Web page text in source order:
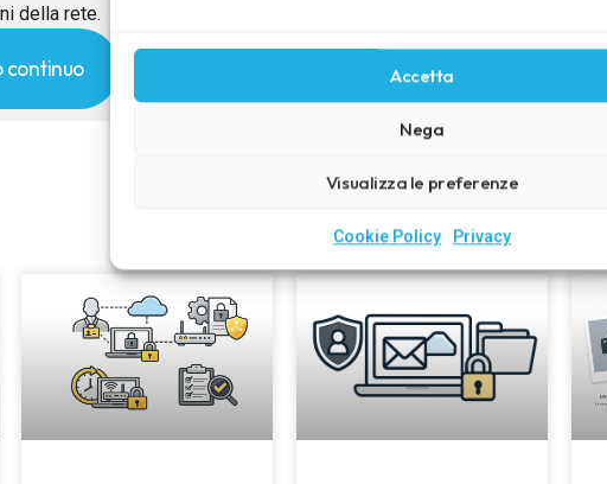
Accetta
Nega
Visualizza le preferenze
Cookie Policy Privacy
della rete.
continuo Scopri la cultura della sicurezza
Ultimi articoli